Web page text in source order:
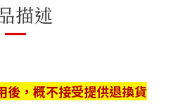
描述
，概不接受提供退換貨